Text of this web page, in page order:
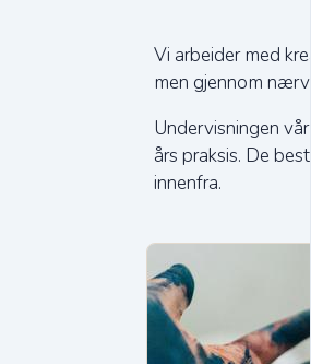
Vi arbeider med
men gjennom
Undervisningen
års praksis. De
innenfra.